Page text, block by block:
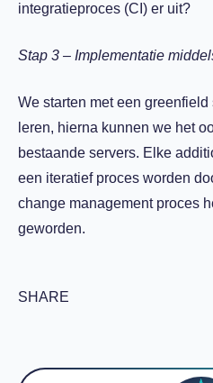
integratieproces (CI) er uit?
Stap 3 – Implementatie
We starten met een
leren, hierna kunnen we het
bestaande servers. Elke
een iteratief proces worden
change management proces
geworden.
SHARE